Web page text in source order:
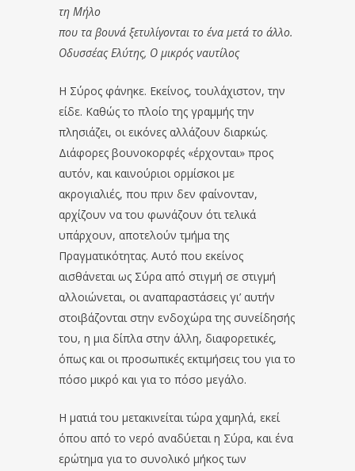
τη Μήλο
που τα βουνά ξετυλίγονται το ένα μετά το άλλο.
Οδυσσέας Ελύτης, Ο μικρός ναυτίλος
Η Σύρος φάνηκε. Εκείνος, τουλάχιστον, την
είδε. Καθώς το πλοίο της γραμμής την
πλησιάζει, οι εικόνες αλλάζουν διαρκώς.
Διάφορες βουνοκορφές «έρχονται» προς
αυτόν, και καινούριοι ορμίσκοι με
ακρογιαλιές, που πριν δεν φαίνονταν,
αρχίζουν να του φωνάζουν ότι τελικά
υπάρχουν, αποτελούν τμήμα της
Πραγματικότητας. Αυτό που εκείνος
αισθάνεται ως Σύρα από στιγμή σε στιγμή
αλλοιώνεται, οι αναπαραστάσεις γι’ αυτήν
στοιβάζονται στην ενδοχώρα της συνείδησής
του, η μια δίπλα στην άλλη, διαφορετικές,
όπως και οι προσωπικές εκτιμήσεις του για το
πόσο μικρό και για το πόσο μεγάλο.
Η ματιά του μετακινείται τώρα χαμηλά, εκεί
όπου από το νερό αναδύεται η Σύρα, και ένα
ερώτημα για το συνολικό μήκος των